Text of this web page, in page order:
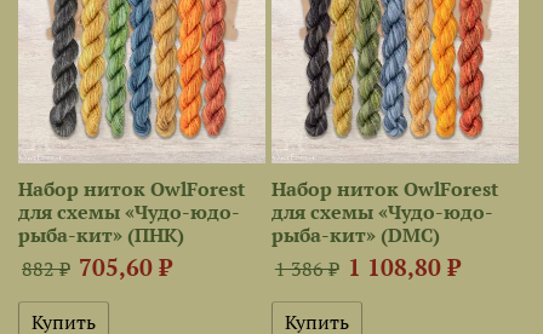
Набор ниток OwlForest
для схемы «Чудо-юдо-
рыба-кит» (ПНК)
882 ₽ 705,60 ₽
Набор ниток OwlForest
для схемы «Чудо-юдо-
рыба-кит» (DMC)
1 386 ₽ 1 108,80 ₽